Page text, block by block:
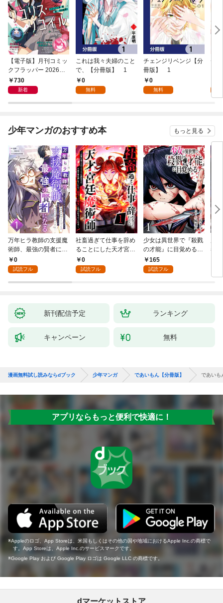
【電子版】月刊コミッ
クフラッパー 2026年9
月号730
新着
これは我々夫婦のこと
で、【分冊版】 1
0
無料
チェンジリベンジ【分
冊版】 1
0
無料
チ
少年マンガのおすすめ本 もっと見る
万年ヒラ教師の支援魔
術師、最強の賢者にな
る～不人気の支援魔術
師は給料泥棒だと魔術
が、出世した元教え子
0
試読フル
社畜過ぎて仕事を辞め
ることにした天才宮廷
魔術師～辺境の地でス
ローライフを夢見る
0
試読フル
少女は異世界で『殺戮
の才能』に目覚める
(話売り) #1
165
試読フル
者
新刊配信予定 ランキング
キャンペーン 無料
漫画無料試し読みならdブック 少年マンガ であいもん【分冊版】 であい
アプリならもっと便利で快適に！
Appleのロゴ、App Storeは、米国もしくはその他の国や地域におけるApple Inc.の商標で
す。App Storeは、Apple Inc.のサービスマークです。
Google Play および Google Play ロゴは Google LLC の商標です。